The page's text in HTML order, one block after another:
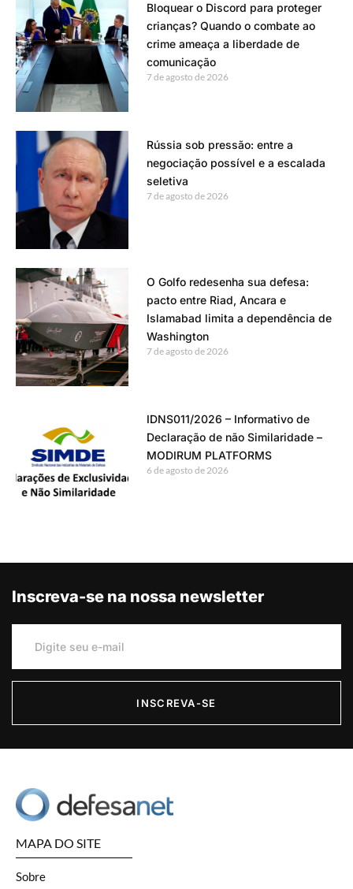
Bloquear o Discord para proteger
crianças? Quando o combate ao
crime ameaça a liberdade de
comunicação
7 de agosto de 2026
Rússia sob pressão: entre a
negociação possível e a escalada
seletiva
7 de agosto de 2026
O Golfo redesenha sua defesa:
pacto entre Riad, Ancara e
Islamabad limita a dependência de
Washington
7 de agosto de 2026
IDNS011/2026 – Informativo de
Declaração de não Similaridade –
MODIRUM PLATFORMS
6 de agosto de 2026
Inscreva-se na nossa newsletter
INSCREVA-SE
MAPA DO SITE
Sobre